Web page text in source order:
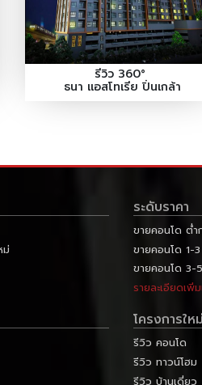
รีวิว 360°
ธนา แอสโทเรีย ปิ่นเกล้า
ม่
ระดับราคา
ขายคอนโด ต่ำ
ขายคอนโด 1-
ขายคอนโด 3-
รายละเอียดเพิ่
โครงการใ
รีวิว คอนโด
รีวิว ทาวน์โฮม
รีวิว บ้านเดี่ยว